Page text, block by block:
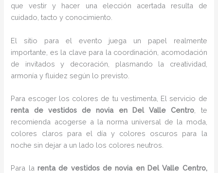
que vestir y hacer una elección acertada resulta de
cuidado, tacto y conocimiento.
El sitio para el evento juega un papel realmente
importante, es la clave para la coordinación, acomodación
de invitados y decoración, plasmando la creatividad,
armonía y fluidez según lo previsto.
Para escoger los colores de tu vestimenta, El servicio de
renta de vestidos de novia en Del Valle Centro , te
recomienda acogerse a la norma universal de la moda,
colores claros para el día y colores oscuros para la
noche sin dejar a un lado los colores neutros.
Para larenta de vestidos de novia en Del Valle Centro,